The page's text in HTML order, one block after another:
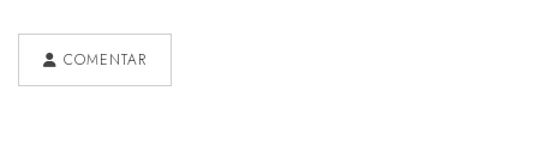
COMENTAR